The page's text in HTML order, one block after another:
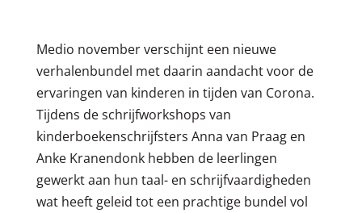
Medio november verschijnt een nieuwe
verhalenbundel met daarin aandacht voor de
ervaringen van kinderen in tijden van Corona.
Tijdens de schrijfworkshops van
kinderboekenschrijfsters Anna van Praag en
Anke Kranendonk hebben de leerlingen
gewerkt aan hun taal- en schrijfvaardigheden
wat heeft geleid tot een prachtige bundel vol